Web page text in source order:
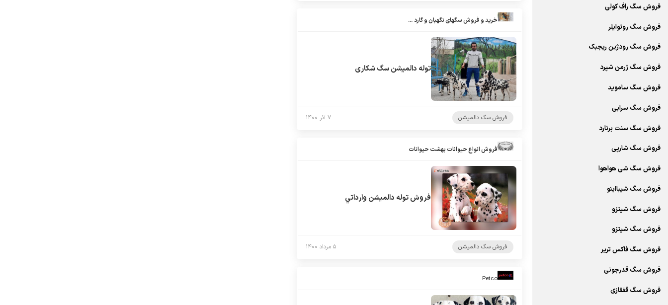
فروش سگ راف کولی
فروش سگ روتوایلر
فروش سگ رودژین ریجبک
فروش سگ ژرمن شپرد
فروش سگ ساموید
فروش سگ سرابی
فروش سگ سنت برنارد
فروش سگ شارپی
فروش سگ شی هواهوا
فروش سگ شیبااینو
فروش سگ شیتزو
فروش سگ شیتزو
فروش سگ فاکس تریر
فروش سگ قدرجونی
فروش سگ قفقازی
خرید و فروش سگهای نگهبان و گارد اکستراپت
توله دالمیشن سگ شکاری
فروش سگ دالمیشن ۷ آذر ۱۴۰۰
فروش انواع حیوانات بهشت حیوانات
فروش توله دالميشن وارداتي
فروش سگ دالمیشن ۵ مرداد ۱۴۰۰
Petco